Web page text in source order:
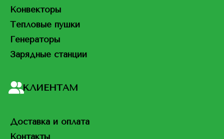
Конвекторы
Тепловые пушки
Генераторы
Зарядные станции
КЛИЕНТАМ
Доставка и оплата
Контакты